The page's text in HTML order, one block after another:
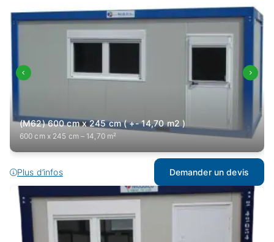
(M62) 600 cm x 245 cm ( +- 14,70 m2 )
600 cm x 245 cm – 14,70 m²
Plus d’infos Demander un devis